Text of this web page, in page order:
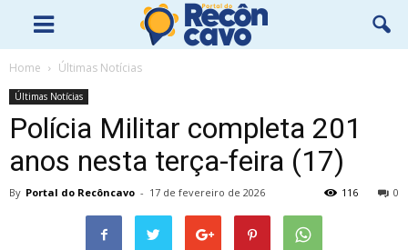
Home Últimas Notícias
Últimas Notícias
Polícia Militar completa 201
anos nesta terça-feira (17)
By Portal do Recôncavo - 17 de fevereiro de 2026 0
116